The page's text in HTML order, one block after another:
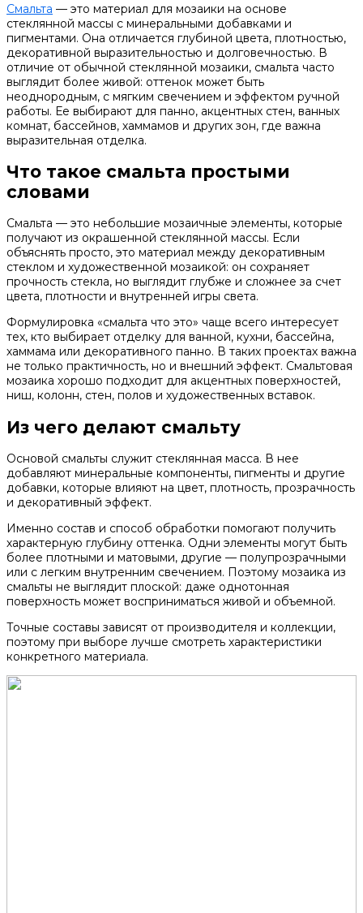
Смальта — это материал для мозаики на основе
стеклянной массы с минеральными добавками и
пигментами. Она отличается глубиной цвета, плотностью,
декоративной выразительностью и долговечностью. В
отличие от обычной стеклянной мозаики, смальта часто
выглядит более живой: оттенок может быть
неоднородным, с мягким свечением и эффектом ручной
работы. Ее выбирают для панно, акцентных стен, ванных
комнат, бассейнов, хаммамов и других зон, где важна
выразительная отделка.
Что такое смальта простыми
словами
Смальта — это небольшие мозаичные элементы, которые
получают из окрашенной стеклянной массы. Если
объяснять просто, это материал между декоративным
стеклом и художественной мозаикой: он сохраняет
прочность стекла, но выглядит глубже и сложнее за счет
цвета, плотности и внутренней игры света.
Формулировка «смальта что это» чаще всего интересует
тех, кто выбирает отделку для ванной, кухни, бассейна,
хаммама или декоративного панно. В таких проектах важна
не только практичность, но и внешний эффект. Смальтовая
мозаика хорошо подходит для акцентных поверхностей,
ниш, колонн, стен, полов и художественных вставок.
Из чего делают смальту
Основой смальты служит стеклянная масса. В нее
добавляют минеральные компоненты, пигменты и другие
добавки, которые влияют на цвет, плотность, прозрачность
и декоративный эффект.
Именно состав и способ обработки помогают получить
характерную глубину оттенка. Одни элементы могут быть
более плотными и матовыми, другие — полупрозрачными
или с легким внутренним свечением. Поэтому мозаика из
смальты не выглядит плоской: даже однотонная
поверхность может восприниматься живой и объемной.
Точные составы зависят от производителя и коллекции,
поэтому при выборе лучше смотреть характеристики
конкретного материала.